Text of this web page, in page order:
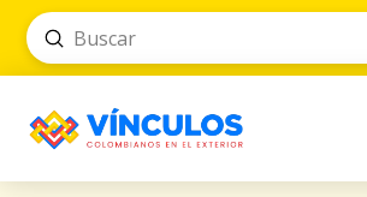
Search
Submit